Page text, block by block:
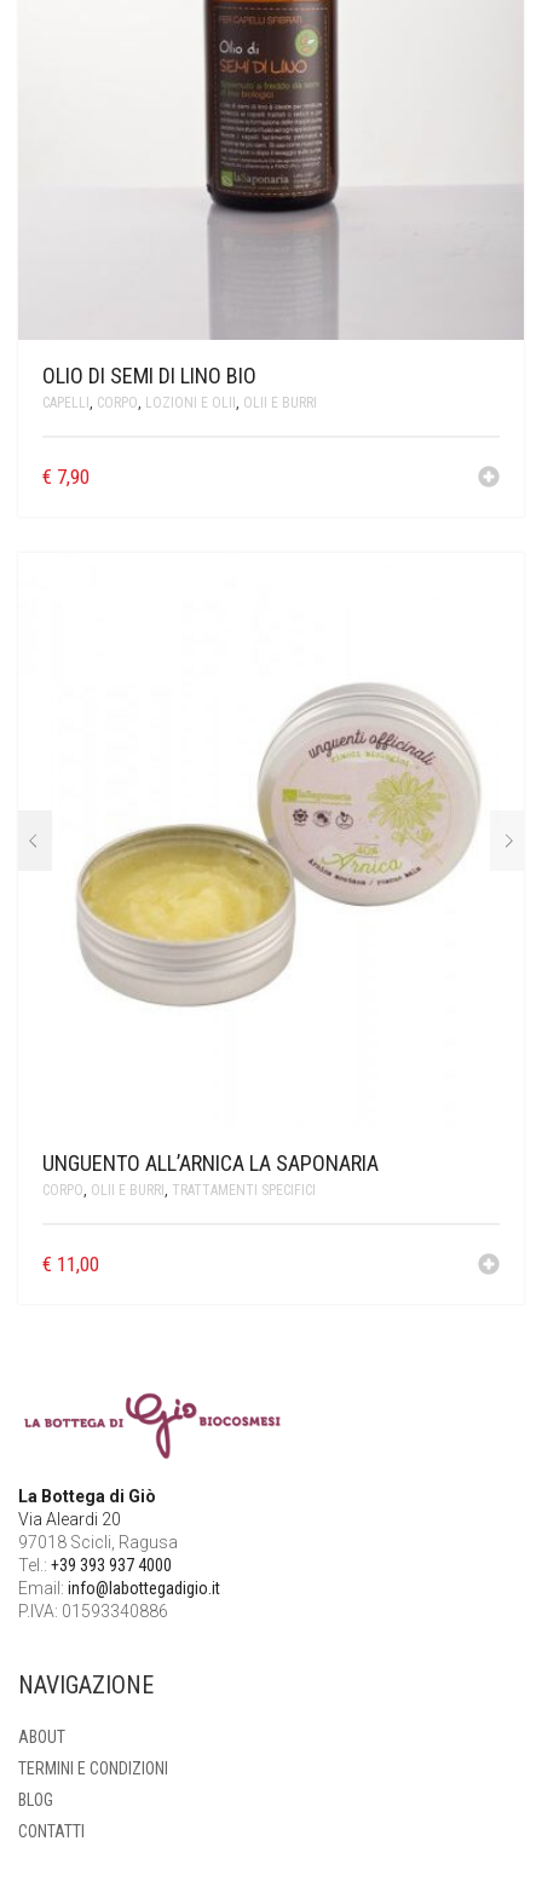
OLIO DI SEMI DI LINO BIO
CAPELLI , CORPO, LOZIONI E OLII , OLII E BURRI
€ 7,90
UNGUENTO ALL’ARNICA LA SAPONARIA
CORPO, OLII E BURRI, TRATTAMENTI SPECIFICI
€ 11,00
La Bottega di Giò
Via Aleardi 20
97018 Scicli, Ragusa
Tel.: +39 393 937 4000
Email: info@labottegadigio.it
P.IVA: 01593340886
NAVIGAZIONE
ABOUT
TERMINI E CONDIZIONI
BLOG
CONTATTI